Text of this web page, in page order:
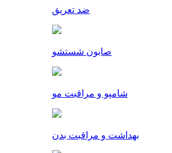
ضد تعریق
صابون شستشو
شامپو و مراقبت مو
بهداشت و مراقبت بدن